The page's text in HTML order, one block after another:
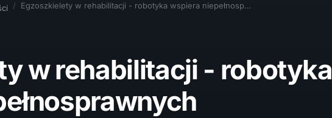
Egzoszkielety w rehabilitacji - robotyka wspiera niepełnosp…
w rehabilitacji - robotyka